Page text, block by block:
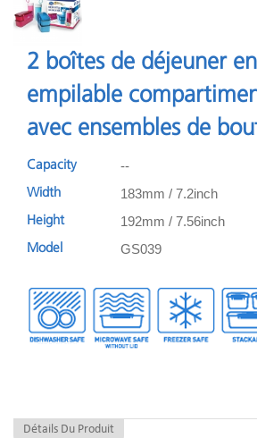
2 boîtes de déjeuner
empilable
avec ensembles de
Capacity --
Width 183mm / 7.2inch
Height 192mm / 7.56inch
Model GS039
Détails Du Produit